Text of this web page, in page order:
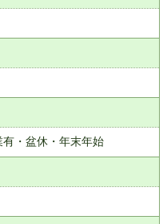
・盆休・年末年始